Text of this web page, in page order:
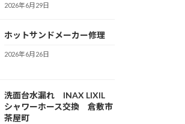
2026年6月29日
ホットサンドメーカー修理
2026年6月26日
洗面台水漏れ INAX LIXIL
シャワーホース交換 倉敷市
茶屋町